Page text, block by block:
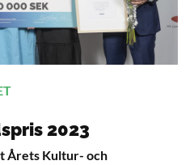
2023
Årets Kultur- och